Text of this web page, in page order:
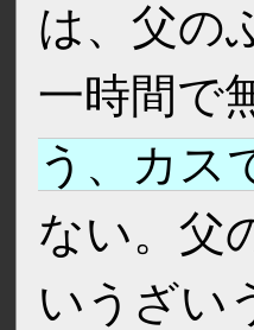
は、父の
一時間で
う、カス
ない。父
いうざい